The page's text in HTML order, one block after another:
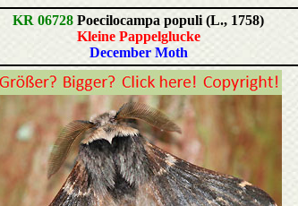
KR 06728 Poecilocampa populi (L., 1758)
Kleine Pappelglucke
December Moth